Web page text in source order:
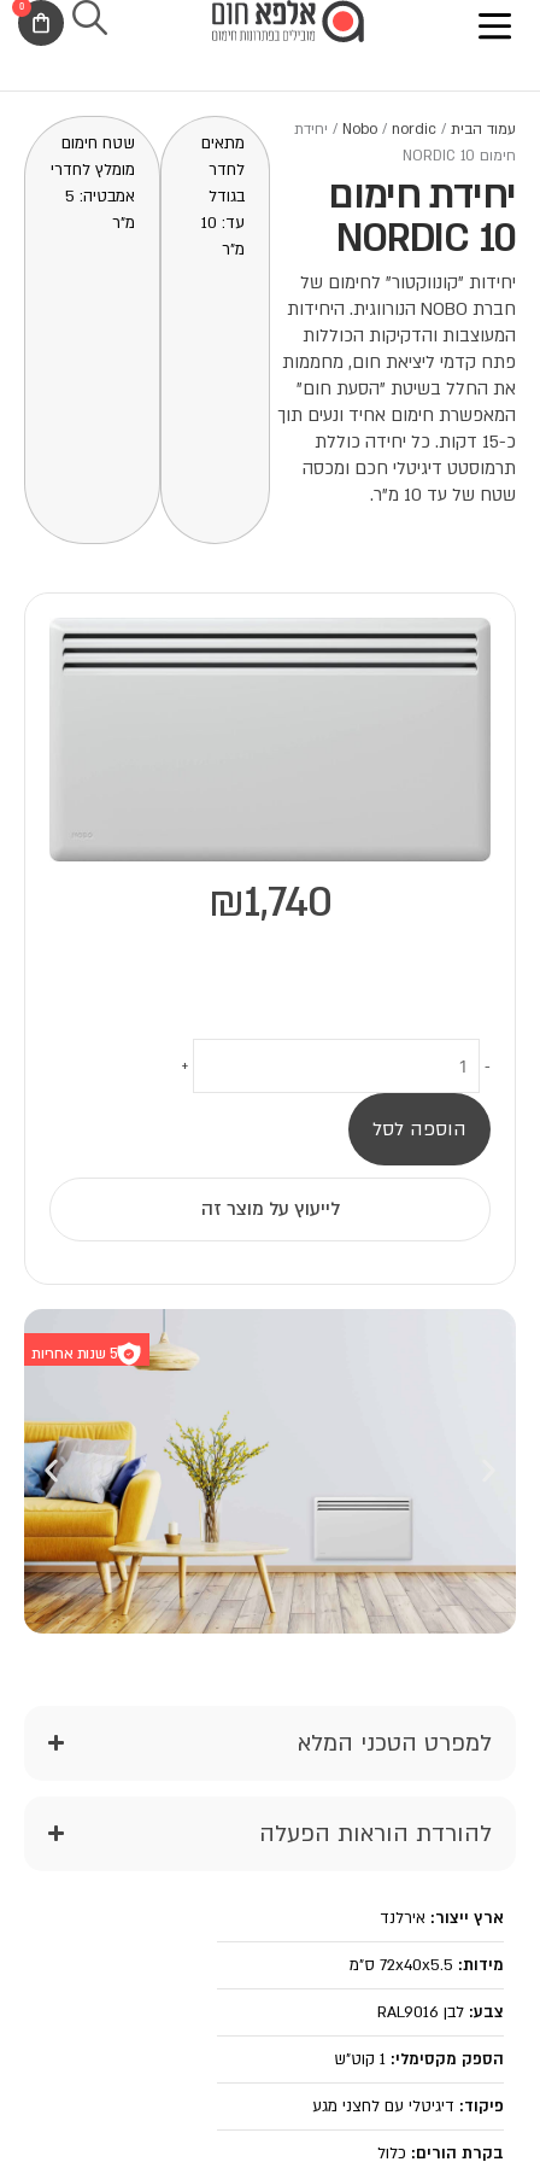
לתוכן
לתוכן
0
עגלת
קניות
עמוד הבית /
Nobo / nordic
/ יחידת
חימום NORDIC 10
יחידת חימום
NORDIC 10
יחידות "קונווקטור" לחימום של
חברת NOBO הנורווגית. היחידות
המעוצבות והדקיקות הכוללות
פתח קדמי ליציאת חום, מחממות
את החלל בשיטת "הסעת חום"
המאפשרת חימום אחיד ונעים תוך
כ-15 דקות. כל יחידה כוללת
תרמוסטט דיגיטלי חכם ומכסה
שטח של עד 10 מ"ר.
מתאים
לחדר
בגודל
עד: 10
מ"ר
שטח חימום
מומלץ לחדרי
אמבטיה: 5
מ"ר
למפרט הטכני המלא
להורדת הוראות הפעלה
5 שנות אחריות
ארץ ייצור: אירלנד
מידות: 72x40x5.5 ס"מ
צבע: לבן RAL9016
הספק מקסימלי: 1 קוט"ש
פיקוד: דיגיטלי עם לחצני מגע
בקרת הורים: כלול
₪1,740
-
של
יחידת
חימום
NORDIC
+
הוספה לסל
לייעוץ על מוצר זה